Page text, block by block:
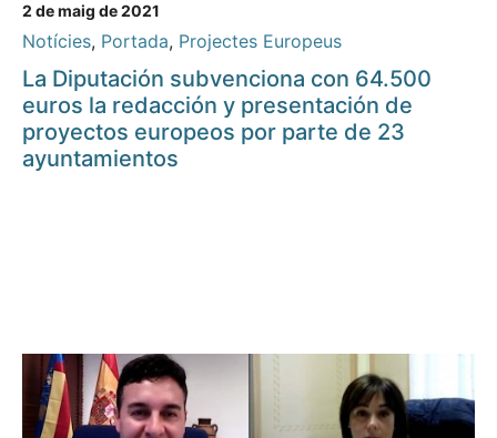
2 de maig de 2021
Notícies, Portada, Projectes Europeus
La Diputación subvenciona con 64.500
euros la redacción y presentación de
proyectos europeos por parte de 23
ayuntamientos